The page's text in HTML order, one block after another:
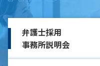
弁護士採用
事務所説明会